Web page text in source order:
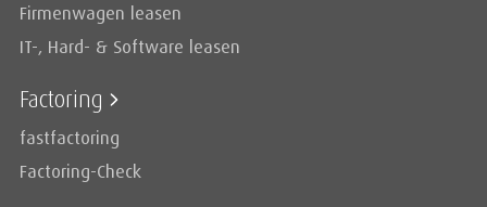
Firmenwagen leasen
IT-, Hard- & Software leasen
Factoring
fastfactoring
Factoring-Check